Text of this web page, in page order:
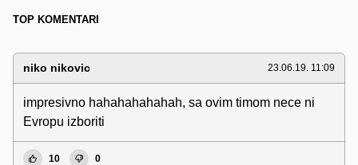
TOP KOMENTARI
niko nikovic 23.06.19. 11:09
impresivno hahahahahahah, sa ovim timom nece ni
Evropu izboriti
10 0